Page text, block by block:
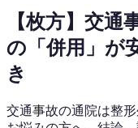
【枚方】交通
の「併用」が
き
交通事故の通院は整